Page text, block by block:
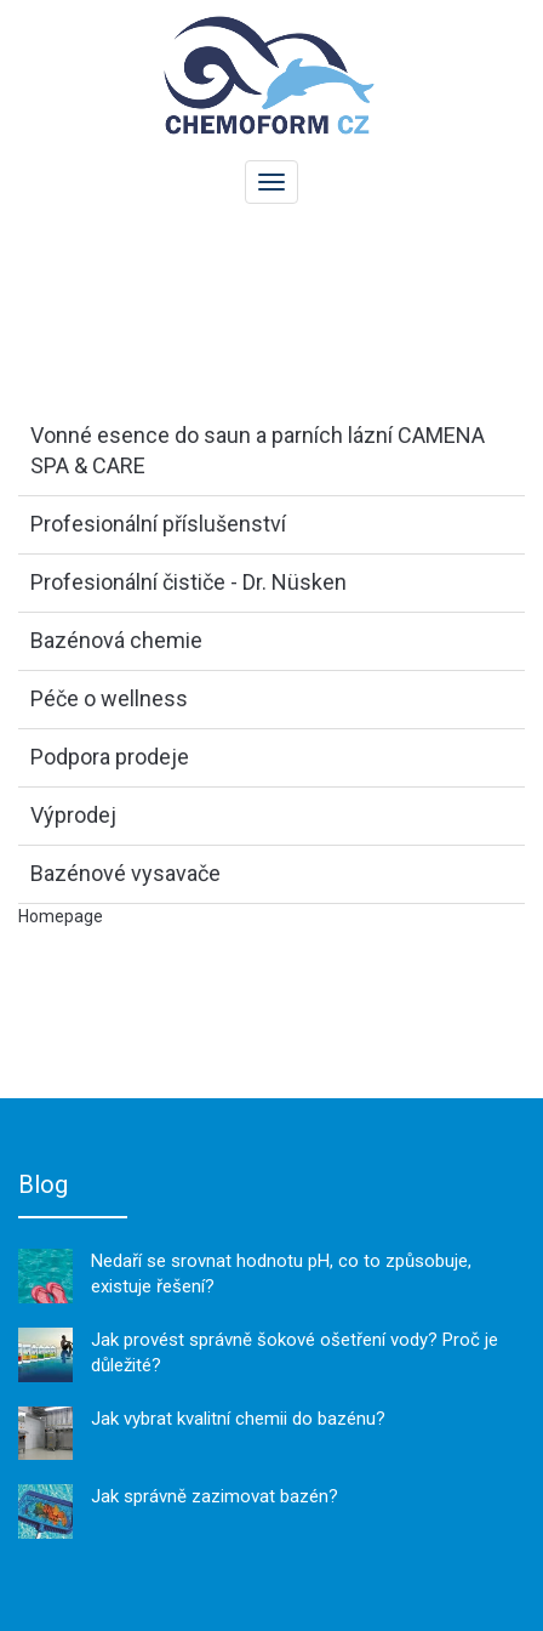
Vonné esence do saun a parních lázní CAMENA
SPA & CARE
Profesionální příslušenství
Profesionální čističe - Dr. Nüsken
Bazénová chemie
Péče o wellness
Podpora prodeje
Výprodej
Bazénové vysavače
Homepage
Blog
Nedaří se srovnat hodnotu pH, co to způsobuje,
existuje řešení?
Jak provést správně šokové ošetření vody? Proč je
důležité?
Jak vybrat kvalitní chemii do bazénu?
Jak správně zazimovat bazén?